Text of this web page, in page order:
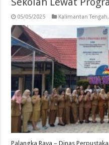
05/05/2025 Kalimantan Tengah,
Palangka Raya – Dinas